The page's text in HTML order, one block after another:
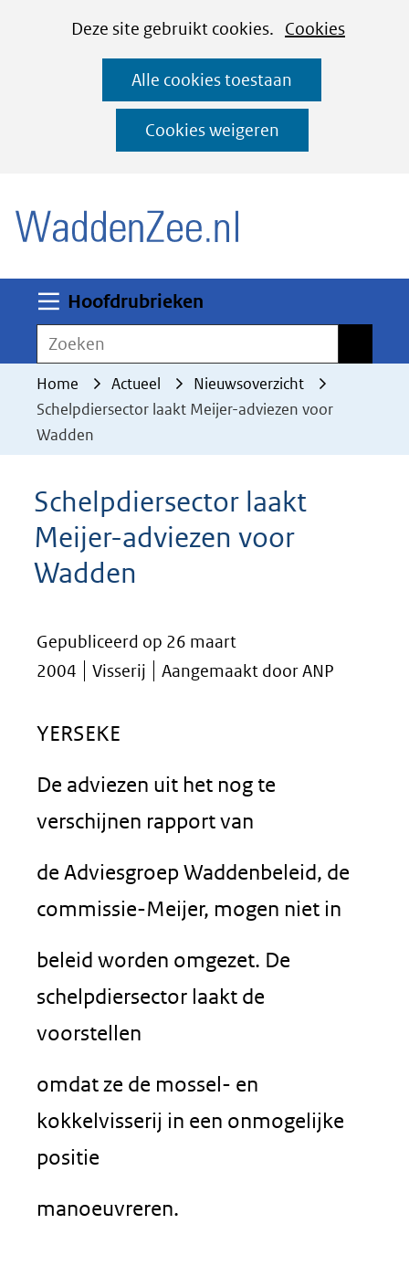
CookiesDeze site gebruikt cookies. Cookies
deze
worden
toegestaan
geweigerd.
Alle cookies toestaan
Cookies weigeren
Ga
naar
de
inhoud
Hoofdrubrieken
Zoeken
Home Actueel
Nieuwsoverzicht
Schelpdiersector laakt Meijer-adviezen voor
Wadden
Schelpdiersector laakt
Meijer-adviezen voor
Wadden
Gepubliceerd op 26 maart
2004
Visserij Aangemaakt door ANP
YERSEKE
De adviezen uit het nog te
verschijnen rapport van
de Adviesgroep Waddenbeleid, de
commissie-Meijer, mogen niet in
beleid worden omgezet. De
schelpdiersector laakt de
voorstellen
omdat ze de mossel- en
kokkelvisserij in een onmogelijke
positie
manoeuvreren.